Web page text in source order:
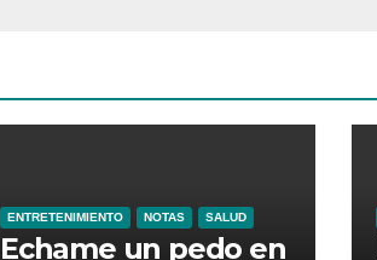
ENTRETENIMIENTO NOTAS SALUD
Echame un pedo en